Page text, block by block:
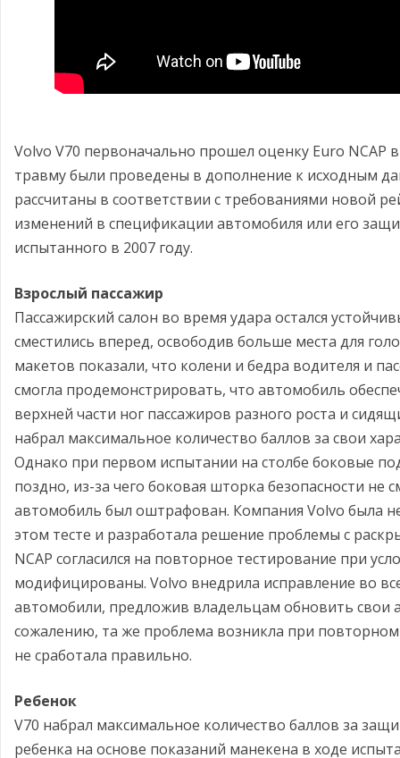
Volvo V70 первоначально прошел оценку Euro NCAP
травму были проведены в дополнение к исходным
рассчитаны в соответствии с требованиями новой
изменений в спецификации автомобиля или его
испытанного в 2007 году.
Взрослый пассажир
Пассажирский салон во время удара остался
сместились вперед, освободив больше места для
макетов показали, что колени и бедра водителя и
смогла продемонстрировать, что автомобиль
верхней части ног пассажиров разного роста и
набрал максимальное количество баллов за свои
Однако при первом испытании на столбе боковые
поздно, из-за чего боковая шторка безопасности не
автомобиль был оштрафован. Компания Volvo была
этом тесте и разработала решение проблемы с
NCAP согласился на повторное тестирование при
модифицированы. Volvo внедрила исправление во
автомобили, предложив владельцам обновить свои
сожалению, та же проблема возникла при повторном
не сработала правильно.
Ребенок
V70 набрал максимальное количество баллов за
ребенка на основе показаний манекена в ходе